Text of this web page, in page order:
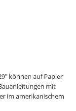
können auf Papier
mit
im amerikanischem